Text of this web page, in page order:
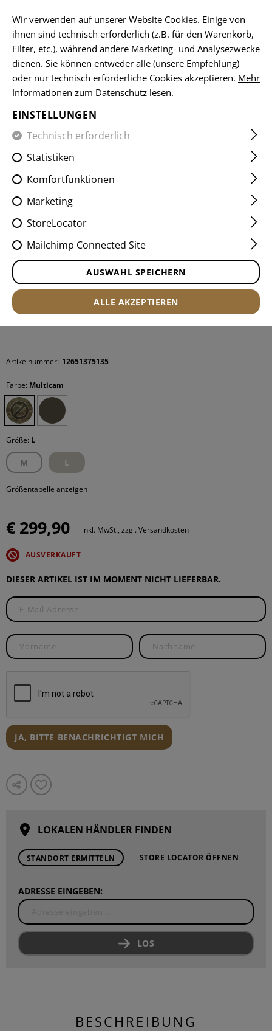
HOME EQUIPMENT PLATTENTRÄGER RAIDER PLATE
RAIDER PLATE CARRIER
Artikelnummer: 12651375135
Farbe: Multicam
Größe: L
M L
Größentabelle anzeigen
€ 299,90 inkl. MwSt., zzgl. Versandkosten
AUSVERKAUFT
DIESER ARTIKEL IST IM MOMENT NICHT LIEFERBAR.
JA, BITTE BENACHRICHTIGT MICH
LOKALEN HÄNDLER FINDEN
STANDORT ERMITTELN STORE LOCATOR ÖFFNEN
ADRESSE EINGEBEN:
LOS
BESCHREIBUNG
Wir verwenden auf unserer Website Cookies. Einige von
ihnen sind technisch erforderlich (z.B. für den Warenkorb,
Filter, etc.), während andere Marketing- und Analysezwecke
dienen. Sie können entweder alle (unsere Empfehlung)
oder nur technisch erforderliche Cookies akzeptieren. Mehr
Informationen zum Datenschutz lesen.
EINSTELLUNGEN
Technisch erforderlich
Statistiken
Komfortfunktionen
Marketing
StoreLocator
Mailchimp Connected Site
AUSWAHL SPEICHERN
ALLE AKZEPTIEREN